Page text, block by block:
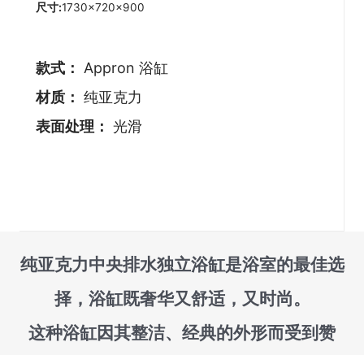
尺寸:1730×720×900
款式：
Appron 浴缸
材质： 纯亚克力
表面处理： 光滑
纯亚克力中央排水独立浴缸是浴室的最佳选
择，浴缸既奢华又舒适，又时尚。
这种浴缸因其整洁、经典的外形而受到赞